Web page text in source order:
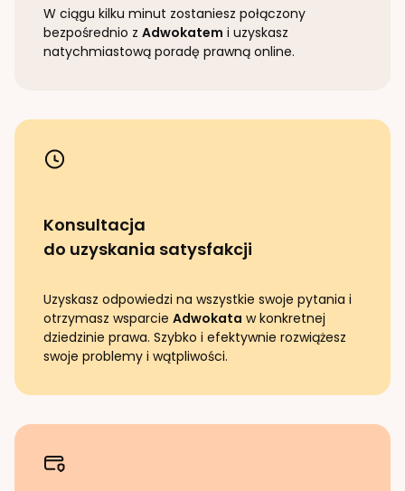
W ciągu kilku minut zostaniesz połączony
bezpośrednio z Adwokatem i uzyskasz
natychmiastową poradę prawną online.
Konsultacja
do uzyskania satysfakcji
Uzyskasz odpowiedzi na wszystkie swoje pytania i
otrzymasz wsparcie Adwokata w konkretnej
dziedzinie prawa. Szybko i efektywnie rozwiążesz
swoje problemy i wątpliwości.